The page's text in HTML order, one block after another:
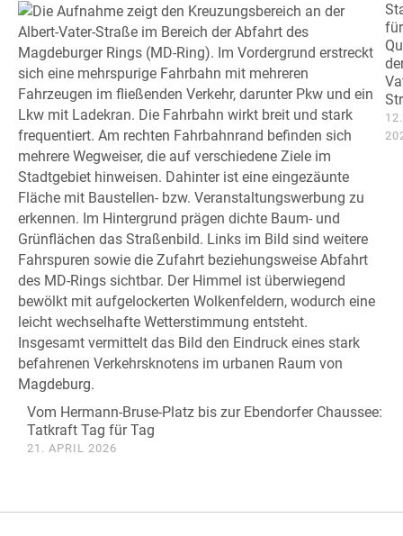
Vom Hermann-Bruse-Platz bis zur Ebendorfer Chaussee:
Tatkraft Tag für Tag
21. APRIL 2026